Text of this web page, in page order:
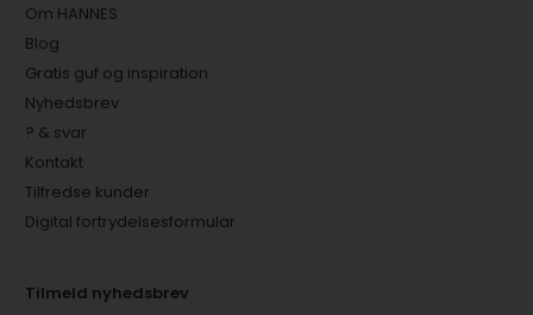
Om HANNES
Blog
Gratis guf og inspiration
Nyhedsbrev
? & svar
Kontakt
Tilfredse kunder
Digital fortrydelsesformular
Tilmeld nyhedsbrev